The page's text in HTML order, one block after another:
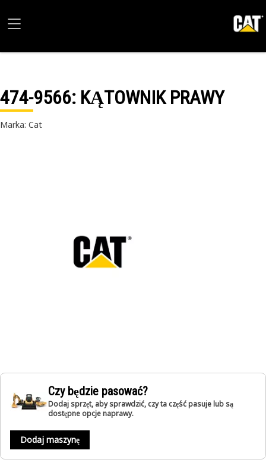
474-9566: KĄTOWNIK PRAWY
Marka: Cat
Czy będzie pasować?
Dodaj sprzęt, aby sprawdzić, czy ta część pasuje lub są
dostępne opcje naprawy.
Dodaj maszynę